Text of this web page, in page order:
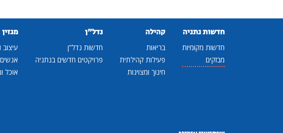
חדשות נתניה
חדשות מקומיות
מבזקים
קהילה
בריאות
פעילות קהילתית
חינוך ומצוינות
נדל"ן
חדשות נדל"ן
פרויקטים חדשים בנתניה
מגזין
עיצוב
אנשים
אוכל